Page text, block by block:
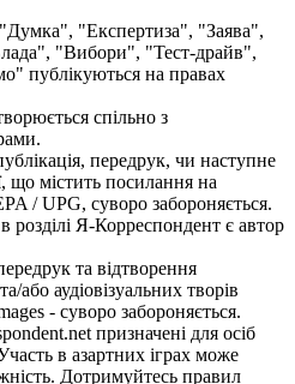
"Експертиза", "Заява",
"Вибори", "Тест-драйв",
публікуються на правах
спільно з
передрук, чи наступне
що містить посилання на
/ UPG, суворо забороняється.
розділі Я-Корреспондент є автор
та відтворення
або аудіовізуальних творів
- суворо забороняється.
призначені для осіб
в азартних іграх може
Дотримуйтесь правил